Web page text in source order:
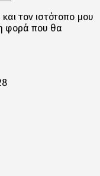
τον ιστότοπο μου
φορά που θα